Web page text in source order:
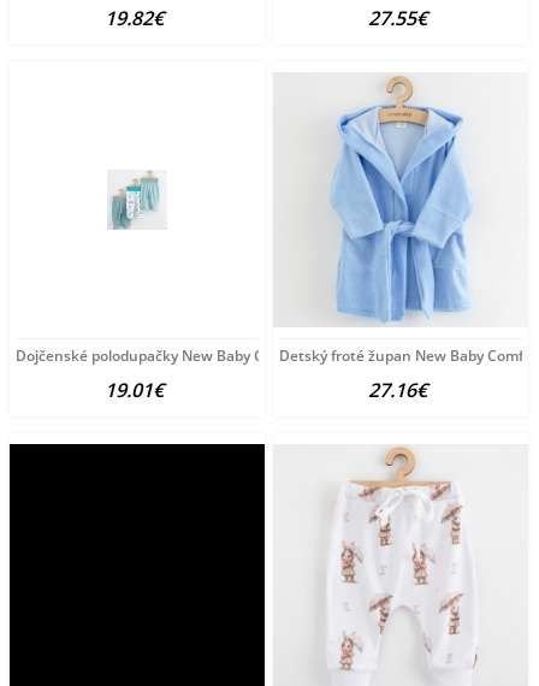
19.82€ 27.55€
Dojčenské polodupačky New Baby Classic II 3ks boy podľa
19.01€
Detský froté župan New Baby
27.16€